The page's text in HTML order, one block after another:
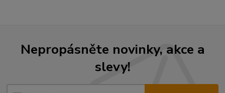
Nepropásněte novinky, akce a
slevy!